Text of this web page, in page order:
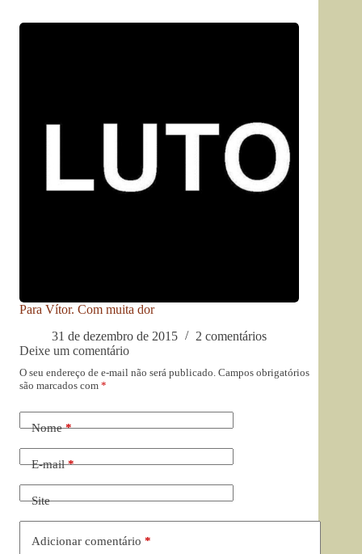
Para Vítor. Com muita dor
31 de dezembro de 2015
2 comentários
Deixe um comentário
O seu endereço de e-mail não será publicado. Campos obrigatórios
são marcados com *
Nome*
E-mail*
Site
Adicionar comentário *